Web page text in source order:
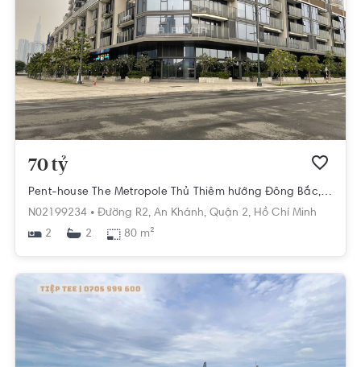
70 tỷ
Pent-house The Metropole Thủ Thiêm hướng Đông Bắc, diện tích 80m²
N02199234 • Đường R2, An Khánh, Quận 2, Hồ Chí Minh
2
2 80 m²